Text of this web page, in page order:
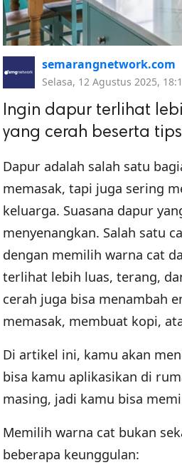
semarangnetwork.com
Selasa, 12 Agustus 2025,
Ingin dapur terlihat
yang cerah beserta
Dapur adalah salah satu
memasak, tapi juga sering
keluarga. Suasana dapur
menyenangkan. Salah satu
dengan memilih warna cat
terlihat lebih luas, terang,
cerah juga bisa menambah
memasak, membuat kopi,
Di artikel ini, kamu akan
bisa kamu aplikasikan di
masing, jadi kamu bisa
Memilih warna cat bukan
beberapa keunggulan: